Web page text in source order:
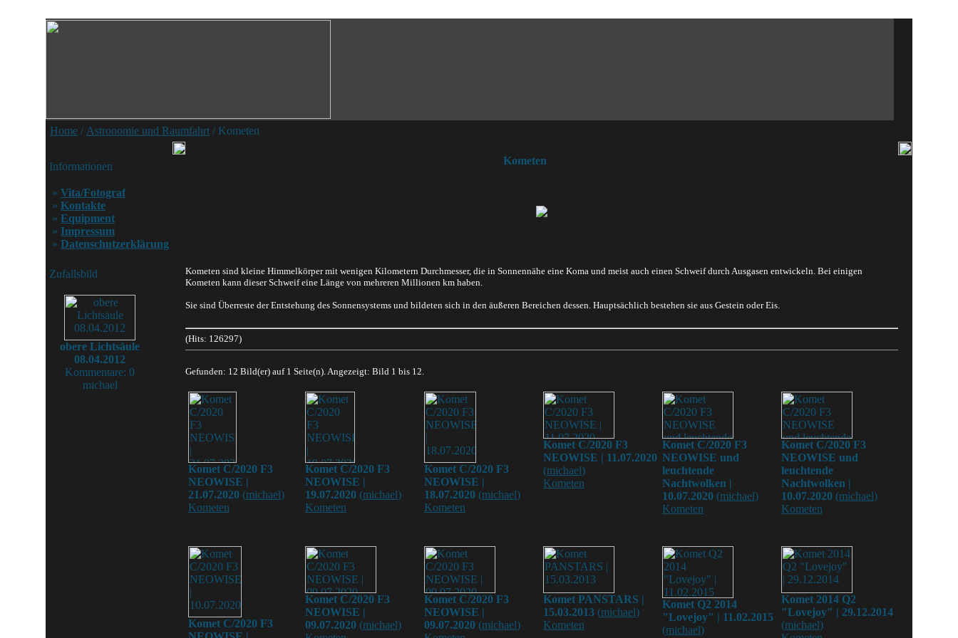
Home / Astronomie und Raumfahrt / Kometen
Informationen
» Vita/Fotograf
» Kontakte
» Equipment
» Impressum
» Datenschutzerklärung
Zufallsbild
obere Lichtsäule
08.04.2012
Kommentare: 0
michael
Kometen
Kometen sind kleine Himmelkörper mit wenigen Kilometern Durchmesser, die in Sonnennähe eine Koma und meist auch einen Schweif durch Ausgasen entwickeln. Bei einigen
Kometen kann dieser Schweif eine Länge von mehreren Millionen km haben.
Sie sind Überreste der Entstehung des Sonnensystems und bildeten sich in den äußeren Bereichen dessen. Hauptsächlich bestehen sie aus Gestein oder Eis.
(Hits: 126297)
Gefunden: 12 Bild(er) auf 1 Seite(n). Angezeigt: Bild 1 bis 12.
Komet C/2020 F3
NEOWISE |
21.07.2020 (michael)
Kometen
Komet C/2020 F3
NEOWISE |
19.07.2020 (michael)
Kometen
Komet C/2020 F3
NEOWISE |
18.07.2020 (michael)
Kometen
Komet C/2020 F3
NEOWISE | 11.07.2020
(michael)
Kometen
Komet C/2020 F3
NEOWISE und
leuchtende
Nachtwolken |
10.07.2020 (michael)
Kometen
Komet C/2020 F3
NEOWISE und
leuchtende
Nachtwolken |
10.07.2020 (michael)
Kometen
Komet C/2020 F3
Komet C/2020 F3
NEOWISE |
09.07.2020 (michael)
Komet C/2020 F3
NEOWISE |
09.07.2020 (michael)
Komet PANSTARS |
15.03.2013 (michael)
Kometen
Komet Q2 2014
"Lovejoy" | 11.02.2015
(michael)
Komet 2014 Q2
"Lovejoy" | 29.12.2014
(michael)